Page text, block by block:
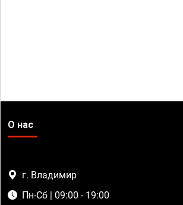
О нас
г. Владимир
Пн-Сб | 09:00 - 19:00